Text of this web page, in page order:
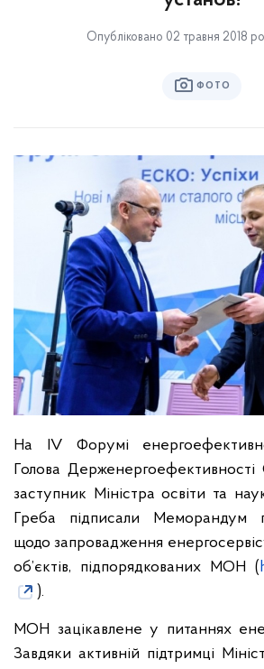
Опубліковано 02 травня 2018
ФОТО
На IV Форумі
Голова Держенергоефективності
заступник Міністра освіти та
Греба підписали Меморандум
щодо запровадження
об’єктів, підпорядкованих МОН (
).
МОН зацікавлене у питаннях
Завдяки активній підтримці